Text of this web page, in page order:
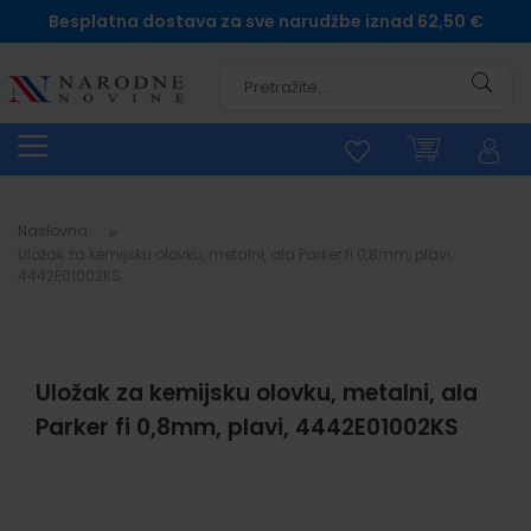
Besplatna dostava za sve narudžbe iznad 62,50 €
Naslovna
Uložak za kemijsku olovku, metalni, ala
Parker fi 0,8mm, plavi, 4442E01002KS